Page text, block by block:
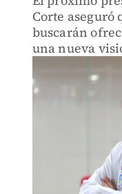
Corte aseguró
buscarán
una nueva
de México.